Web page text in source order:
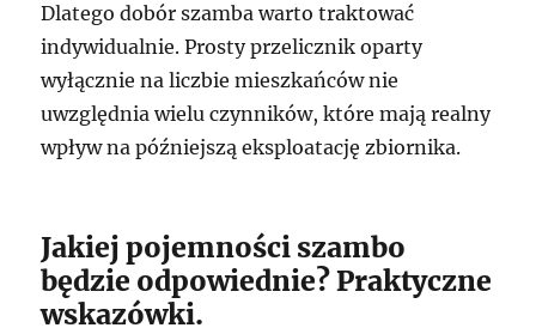
Dlatego dobór szamba warto traktować
indywidualnie. Prosty przelicznik oparty
wyłącznie na liczbie mieszkańców nie
uwzględnia wielu czynników, które mają realny
wpływ na późniejszą eksploatację zbiornika.
Jakiej pojemności szambo
będzie odpowiednie? Praktyczne
wskazówki.